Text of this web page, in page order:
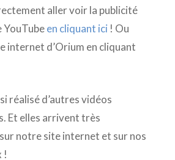
aller voir la publicité
YouTubeen cliquant ici ! Ou
internet d’Orium en cliquant
réalisé d’autres vidéos
Et elles arrivent très
notre site internet et sur nos
!